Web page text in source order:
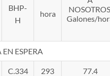
BHP-
H
hora
Galones/
ESPERA
C.334 293 77.4